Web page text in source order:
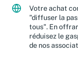
Votre achat
"diffuser la
tous". En
réduisez le
de nos